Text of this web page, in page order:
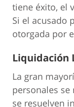
tiene éxito, el
Si el acusado
otorgada por
Liquidación
La gran
personales se
se resuelven